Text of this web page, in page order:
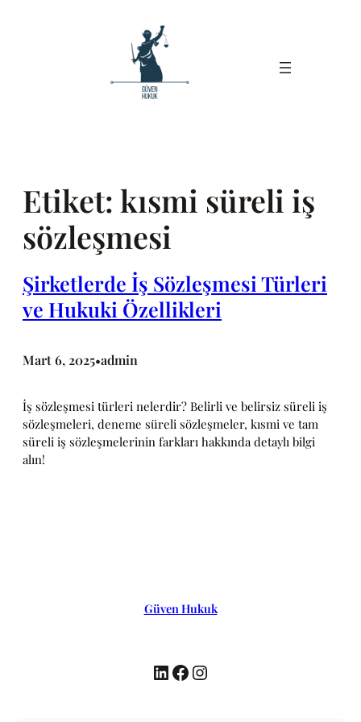
Etiket: kısmi süreli iş
sözleşmesi
Şirketlerde İş Sözleşmesi Türleri
ve Hukuki Özellikleri
Mart 6, 2025•admin
İş sözleşmesi türleri nelerdir? Belirli ve belirsiz süreli iş
sözleşmeleri, deneme süreli sözleşmeler, kısmi ve tam
süreli iş sözleşmelerinin farkları hakkında detaylı bilgi
alın!
Güven Hukuk
LinkedIn Facebook Instagram